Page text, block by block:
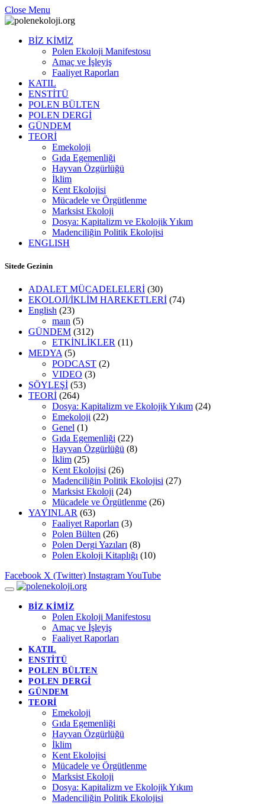
Close Menu
BİZ KİMİZ
Polen Ekoloji Manifestosu
Amaç ve İşleyiş
Faaliyet Raporları
KATIL
ENSTİTÜ
POLEN BÜLTEN
POLEN DERGİ
GÜNDEM
TEORİ
Emekoloji
Gıda Egemenliği
Hayvan Özgürlüğü
İklim
Kent Ekolojisi
Mücadele ve Örgütlenme
Marksist Ekoloji
Dosya: Kapitalizm ve Ekolojik Yıkım
Madenciliğin Politik Ekolojisi
ENGLISH
Sitede Gezinin
ADALET MÜCADELELERİ (30)
EKOLOJİ/İKLİM HAREKETLERİ (74)
English (23)
maın (5)
GÜNDEM (312)
ETKİNLİKLER (11)
MEDYA (5)
PODCAST (2)
VIDEO (3)
SÖYLEŞİ (53)
TEORİ (264)
Dosya: Kapitalizm ve Ekolojik Yıkım (24)
Emekoloji (22)
Genel (1)
Gıda Egemenliği (22)
Hayvan Özgürlüğü (8)
İklim (25)
Kent Ekolojisi (26)
Madenciliğin Politik Ekolojisi (27)
Marksist Ekoloji (24)
Mücadele ve Örgütlenme (26)
YAYINLAR (63)
Faaliyet Raporları (3)
Polen Bülten (26)
Polen Dergi Yazıları (8)
Polen Ekoloji Kitaplığı (10)
Facebook X (Twitter) InstagramYouTube
BİZ KİMİZ
Polen Ekoloji Manifestosu
Amaç ve İşleyiş
Faaliyet Raporları
KATIL
ENSTİTÜ
POLEN BÜLTEN
POLEN DERGİ
GÜNDEM
TEORİ
Emekoloji
Gıda Egemenliği
Hayvan Özgürlüğü
İklim
Kent Ekolojisi
Mücadele ve Örgütlenme
Marksist Ekoloji
Dosya: Kapitalizm ve Ekolojik Yıkım
Madenciliğin Politik Ekolojisi